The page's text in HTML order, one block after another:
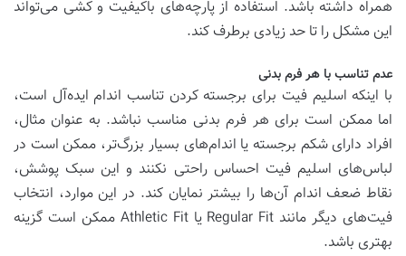
همراه داشته باشد. استفاده از پارچه‌های باکیفیت و کشی می‌تواند
این مشکل را تا حد زیادی برطرف کند.
عدم تناسب با هر فرم بدنی
با اینکه اسلیم فیت برای برجسته کردن تناسب اندام ایده‌آل است،
اما ممکن است برای هر فرم بدنی مناسب نباشد. به عنوان مثال،
افراد دارای شکم برجسته یا اندام‌های بسیار بزرگ‌تر، ممکن است در
لباس‌های اسلیم فیت احساس راحتی نکنند و این سبک پوشش،
نقاط ضعف اندام آن‌ها را بیشتر نمایان کند. در این موارد، انتخاب
فیت‌های دیگر مانند Regular Fit یا Athletic Fit ممکن است گزینه
بهتری باشد.